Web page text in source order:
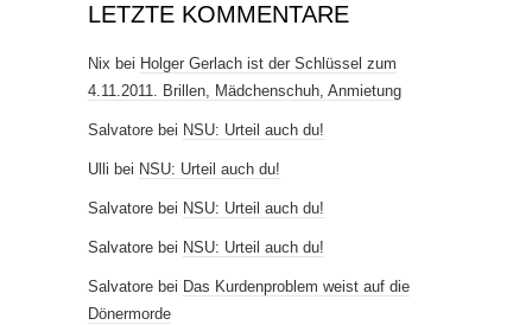
LETZTE KOMMENTARE
Nix bei Holger Gerlach ist der Schlüssel zum
4.11.2011. Brillen, Mädchenschuh, Anmietung
Salvatore bei NSU: Urteil auch du!
Ulli bei NSU: Urteil auch du!
Salvatore bei NSU: Urteil auch du!
Salvatore bei NSU: Urteil auch du!
Salvatore bei Das Kurdenproblem weist auf die
Dönermorde